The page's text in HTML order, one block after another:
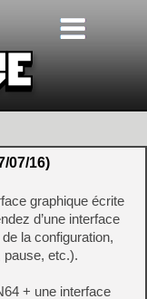
07/16)
graphique écrite
d’une interface
la configuration,
pause, etc.).
+ une interface